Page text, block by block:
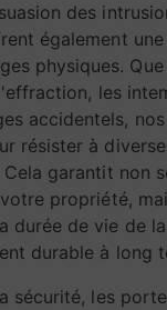
des
également
physiques.
les
accidentels,
résister à
garantit non
propriété,
durée de vie de
durable à long
sécurité, les